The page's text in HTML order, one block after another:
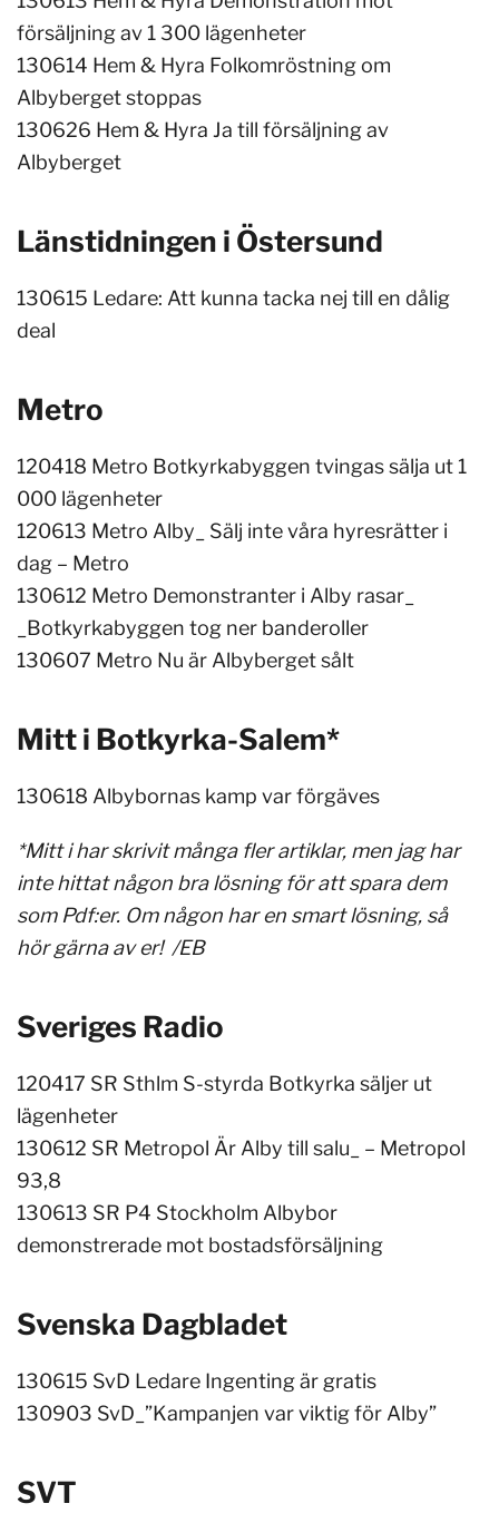
försäljning av 1 300 lägenheter
130614 Hem & Hyra Folkomröstning om
Albyberget stoppas
130626 Hem & Hyra Ja till försäljning av
Albyberget
Länstidningen i Östersund
130615 Ledare: Att kunna tacka nej till en dålig
deal
Metro
120418 Metro Botkyrkabyggen tvingas sälja ut 1
000 lägenheter
120613 Metro Alby_ Sälj inte våra hyresrätter i
dag – Metro
130612 Metro Demonstranter i Alby rasar_
_Botkyrkabyggen tog ner banderoller
130607 Metro Nu är Albyberget sålt
Mitt i Botkyrka-Salem*
130618 Albybornas kamp var förgäves
*Mitt i har skrivit många fler artiklar, men jag har
inte hittat någon bra lösning för att spara dem
som Pdf:er. Om någon har en smart lösning, så
hör gärna av er! /EB
Sveriges Radio
120417 SR Sthlm S-styrda Botkyrka säljer ut
lägenheter
130612 SR Metropol Är Alby till salu_ – Metropol
93,8
130613 SR P4 Stockholm Albybor
demonstrerade mot bostadsförsäljning
Svenska Dagbladet
130615 SvD Ledare Ingenting är gratis
130903 SvD_”Kampanjen var viktig för Alby”
SVT